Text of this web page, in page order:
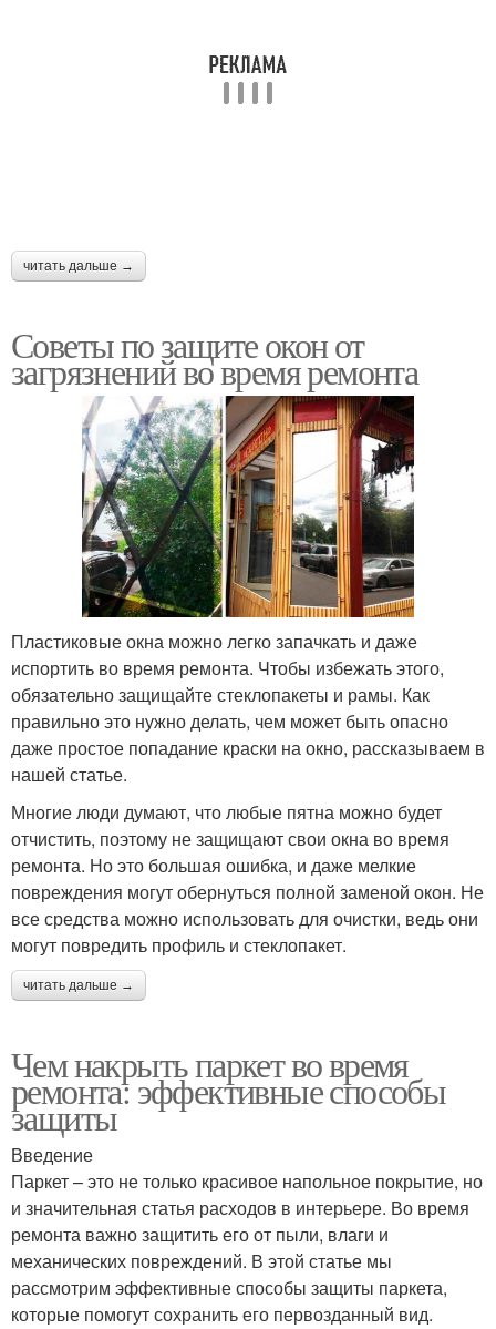
читать дальше →
Советы по защите окон от
загрязнений во время ремонта
Пластиковые окна можно легко запачкать и даже
испортить во время ремонта. Чтобы избежать этого,
обязательно защищайте стеклопакеты и рамы. Как
правильно это нужно делать, чем может быть опасно
даже простое попадание краски на окно, рассказываем в
нашей статье.
Многие люди думают, что любые пятна можно будет
отчистить, поэтому не защищают свои окна во время
ремонта. Но это большая ошибка, и даже мелкие
повреждения могут обернуться полной заменой окон. Не
все средства можно использовать для очистки, ведь они
могут повредить профиль и стеклопакет.
читать дальше →
Чем накрыть паркет во время
ремонта: эффективные способы
защиты
Введение
Паркет – это не только красивое напольное покрытие, но
и значительная статья расходов в интерьере. Во время
ремонта важно защитить его от пыли, влаги и
механических повреждений. В этой статье мы
рассмотрим эффективные способы защиты паркета,
которые помогут сохранить его первозданный вид.